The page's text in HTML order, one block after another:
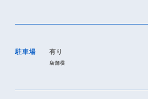
駐車場 有り
店舗横